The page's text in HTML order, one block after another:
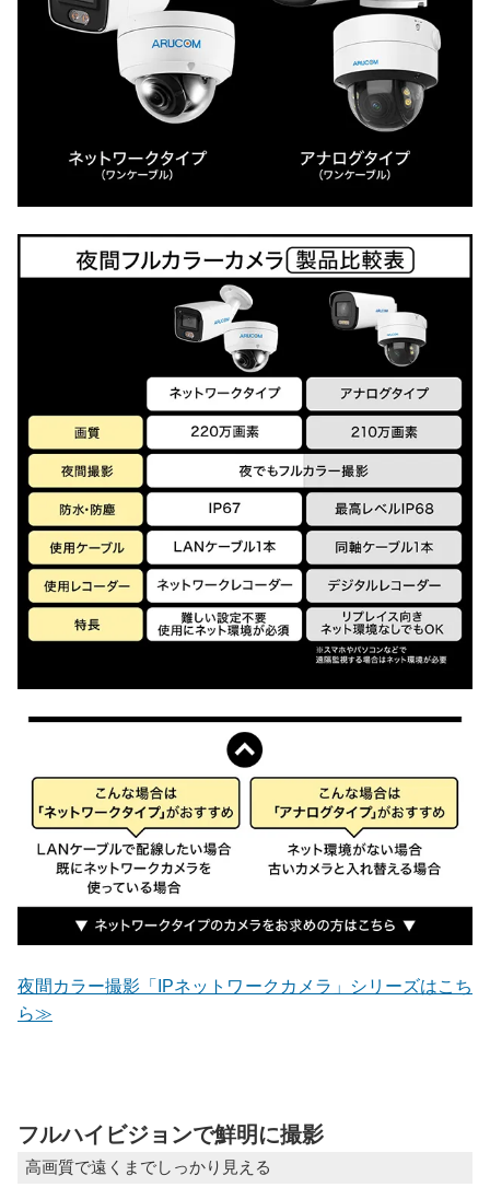
夜間カラー撮影「IPネットワークカメラ」シリーズはこち
ら≫
フルハイビジョンで鮮明に撮影
高画質で遠くまでしっかり見える